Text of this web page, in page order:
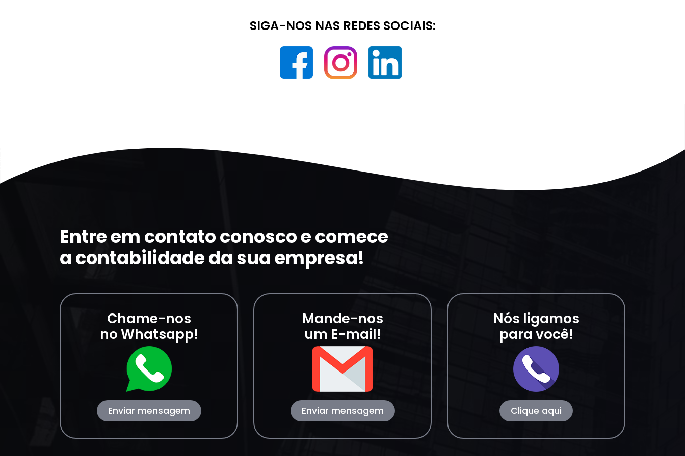
SIGA-NOS NAS REDES SOCIAIS:
Entre em contato conosco e comece
a contabilidade da sua empresa!
Chame-nos
no Whatsapp!
Enviar mensagem
Mande-nos
um E-mail!
Enviar mensagem
Nós ligamos
para você!
Clique aqui